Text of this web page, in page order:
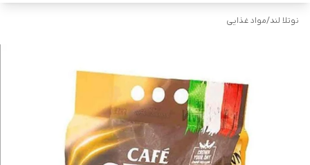
نوتلا لند/مواد غذایی